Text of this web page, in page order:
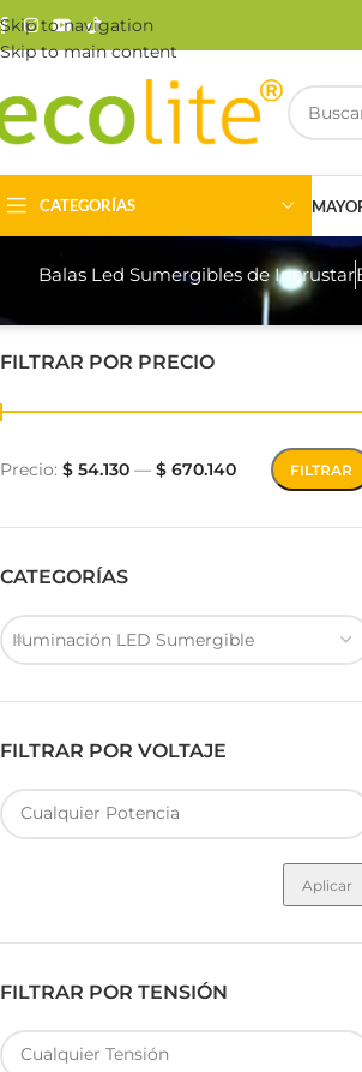
Skip to navigation
Skip to main content
CATEGORÍAS
Balas Led Sumergibles de Incrustar
FILTRAR POR PRECIO
FILTRAR
Precio: $ 54.130 — $ 670.140
CATEGORÍAS
Iluminación LED Sumergible
FILTRAR POR VOLTAJE
Aplicar
FILTRAR POR TENSIÓN